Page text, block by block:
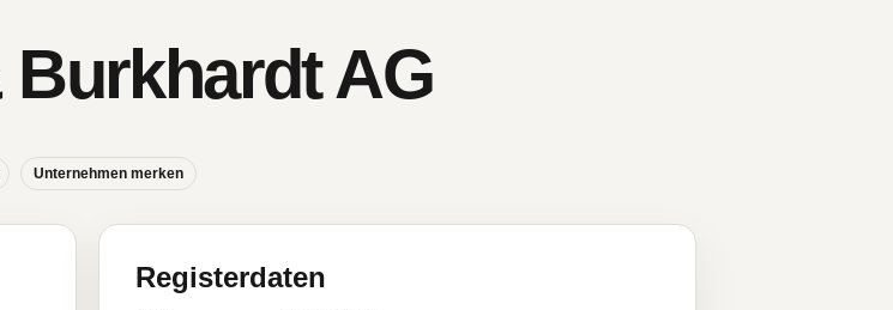
Burkhardt AG
Unternehmen merken
Registerdaten